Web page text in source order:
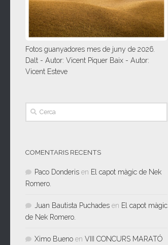
Fotos guanyadores mes de juny de 2026.
Dalt - Autor: Vicent Piquer Baix - Autor:
Vicent Esteve
COMENTARIS RECENTS
Paco Donderis en El capot màgic de Nek
Romero.
Juan Bautista Puchades en El capot màgic
de Nek Romero.
Ximo Bueno en VIII CONCURS MARATÓ